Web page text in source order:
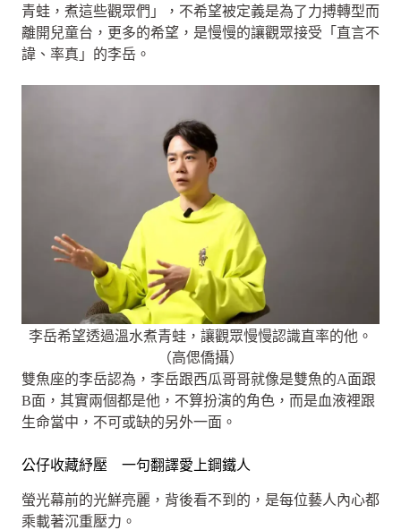
青蛙，煮這些觀眾們」，不希望被定義是為了力搏轉型而
離開兒童台，更多的希望，是慢慢的讓觀眾接受「直言不
諱、率真」的李岳。
李岳希望透過溫水煮青蛙，讓觀眾慢慢認識直率的他。
（高偲僑攝）
雙魚座的李岳認為，李岳跟西瓜哥哥就像是雙魚的A面跟
B面，其實兩個都是他，不算扮演的角色，而是血液裡跟
生命當中，不可或缺的另外一面。
公仔收藏紓壓 一句翻譯愛上鋼鐵人
螢光幕前的光鮮亮麗，背後看不到的，是每位藝人內心都
乘載著沉重壓力。